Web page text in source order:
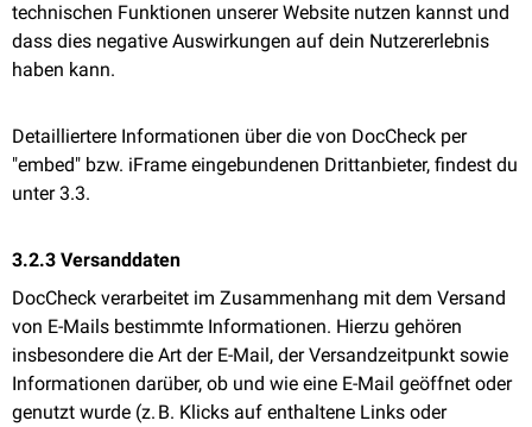
technischen Funktionen unserer Website nutzen kannst und
dass dies negative Auswirkungen auf dein Nutzererlebnis
haben kann.
Detailliertere Informationen über die von DocCheck per
"embed" bzw. iFrame eingebundenen Drittanbieter, findest du
unter 3.3.
3.2.3 Versanddaten
DocCheck verarbeitet im Zusammenhang mit dem Versand
von E-Mails bestimmte Informationen. Hierzu gehören
insbesondere die Art der E-Mail, der Versandzeitpunkt sowie
Informationen darüber, ob und wie eine E-Mail geöffnet oder
genutzt wurde (z. B. Klicks auf enthaltene Links oder